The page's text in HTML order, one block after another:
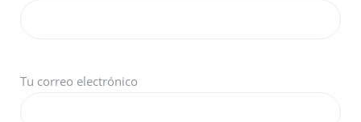
Tu correo electrónico